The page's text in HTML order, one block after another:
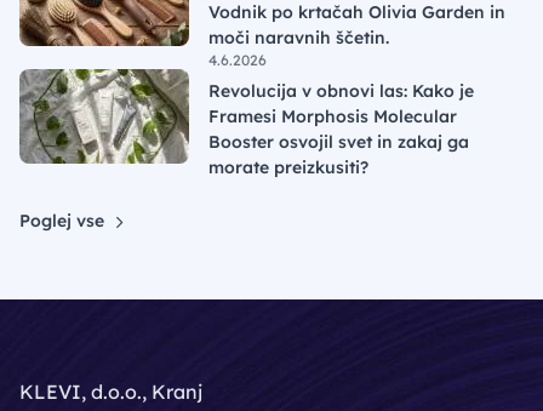
Vodnik po krtačah Olivia Garden in
moči naravnih ščetin.
4.6.2026
Revolucija v obnovi las: Kako je
Framesi Morphosis Molecular
Booster osvojil svet in zakaj ga
morate preizkusiti?
Poglej vse
KLEVI, d.o.o., Kranj